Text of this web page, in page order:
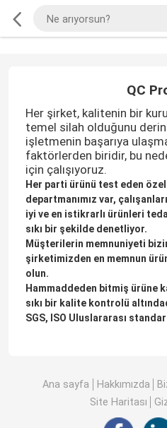
QC
Her şirket, kalitenin bir
temel silah olduğunu
işletmenin başarıya
faktörlerden biridir, bu
için çalışıyoruz.
Her parti ürünü test eden
departmanımız var,
iyi ve en istikrarlı ürünleri
sıkı bir şekilde denetliyor.
Müşterilerin memnuniyeti
şirketimizden en memnun
olun.
Hammaddeden bitmiş ürüne
sıkı bir kalite kontrolü
SGS, ISO Uluslararası
Ana sayfa Hakkımızda
Site Haritası